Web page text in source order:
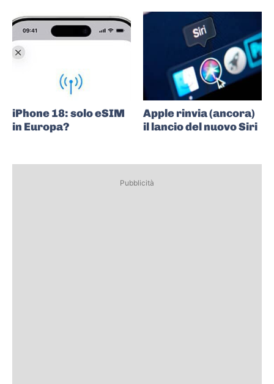
iPhone 18: solo eSIM
in Europa?
Apple rinvia (ancora)
il lancio del nuovo Siri
Pubblicità